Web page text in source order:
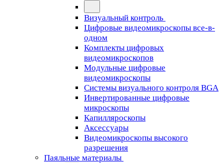
Визуальный контроль
Цифровые видеомикроскопы все-в-
одном
Комплекты цифровых
видеомикроскопов
Модульные цифровые
видеомикроскопы
Cистемы визуального контроля BGA
Инвертированные цифровые
микроскопы
Капилляроскопы
Аксессуары
Видеомикроскопы высокого
разрешения
Паяльные материалы